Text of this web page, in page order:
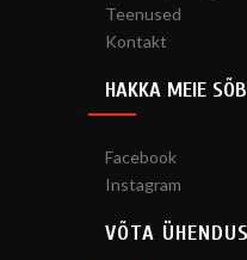
Teenused
Kontakt
HAKKA MEIE
Facebook
Instagram
VÕTA